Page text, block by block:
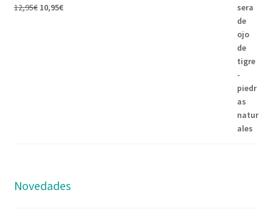
12,95€ 10,95€
Novedades